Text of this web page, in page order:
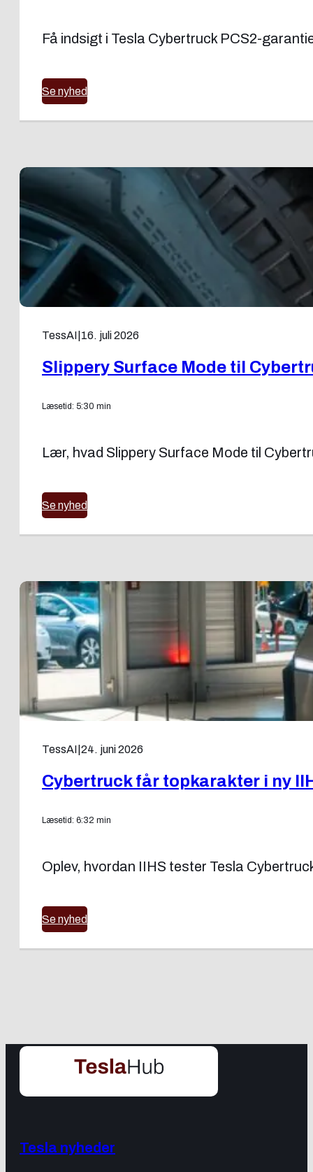
Få indsigt i Tesla Cybertruck PCS2-
Se nyhed
TessAI 16. juli 2026
Slippery Surface Mode til
Læsetid: 5:30 min
Lær, hvad Slippery Surface Mode til
Se nyhed
TessAI 24. juni 2026
Cybertruck får topkarakter i ny
Læsetid: 6:32 min
Oplev, hvordan IIHS tester Tesla
Se nyhed
Tesla nyheder